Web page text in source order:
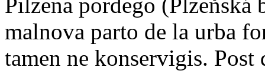
malnova parto de la urba
tamen ne konservigis.